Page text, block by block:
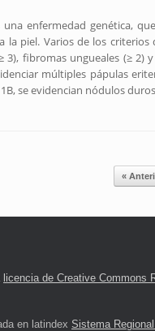
una enfermedad genética,
la piel. Varios de los
3), fibromas ungueales (≥
múltiples pápulas
se evidencian nódulos
«
licencia de Creative Commons
en latindex Sistema